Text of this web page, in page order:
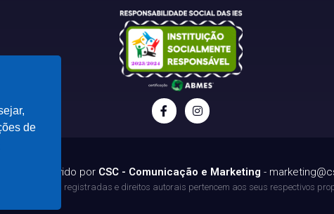
- Desenvolvido por CSC - Comunicação e Marketing -
as marcas registradas e direitos autorais pertencem aos seus respectivos
de